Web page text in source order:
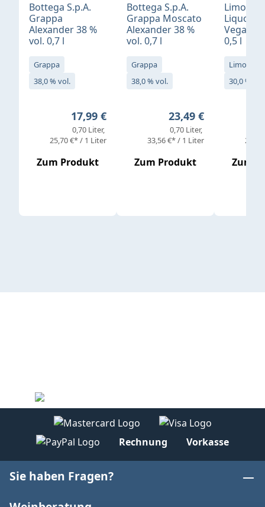
Bottega S.p.A.
Grappa
Alexander 38 %
vol. 0,7 l
Grappa
38,0 % vol.
Regulärer Preis:
17,99 €
0,70 Liter
25,70 €* / 1 Liter
Zum Produkt
Bottega S.p.A.
Grappa Moscato
Alexander 38 %
vol. 0,7 l
Grappa
38,0 % vol.
Regulärer Preis:
23,49 €
0,70 Liter
33,56 €* / 1 Liter
Zum Produkt
Liquore
Vegan
0,5 l
30,0 % vol.
Zum
Rechnung Vorkasse
Sie haben Fragen?